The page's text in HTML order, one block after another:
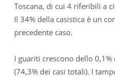
Toscana, di cui 4 riferibili a
Il 34% della casistica è un
precedente caso.
I guariti crescono dello
(74,3% dei casi totali). I